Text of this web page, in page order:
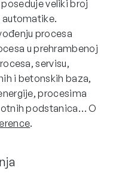
poseduje veliki broj
automatike.
procesa
u prehrambenoj
servisu,
i betonskih baza,
procesima
podstanica… O
.